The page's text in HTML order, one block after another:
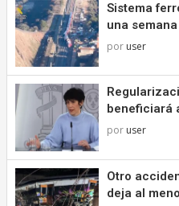
Sistema
una
por user
beneficiará
por user
Otro
deja al